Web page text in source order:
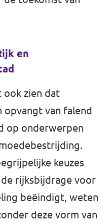
en
ook zien dat
opvangt van falend
op onderwerpen
keuzes
rijksbijdrage voor
beëindigt, weten
deze vorm van